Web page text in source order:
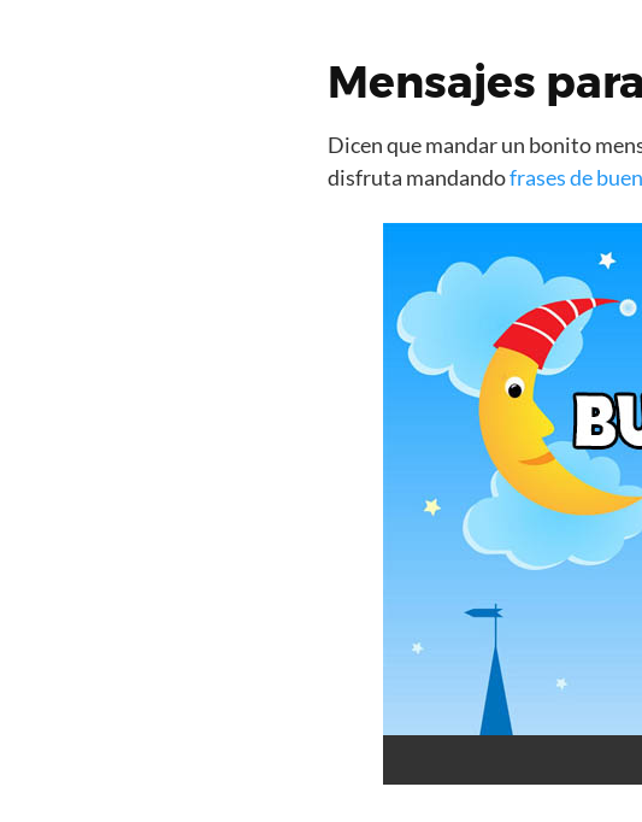
Mensajes
Dicen que mandar un bonito
disfruta mandandofrases de